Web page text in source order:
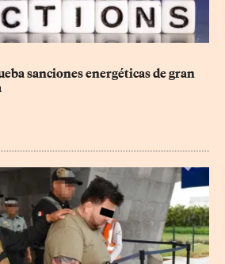
sanciones energéticas de gran